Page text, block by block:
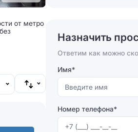
от метро
Назначить
Ответим как можно
Имя*
Номер телефона*